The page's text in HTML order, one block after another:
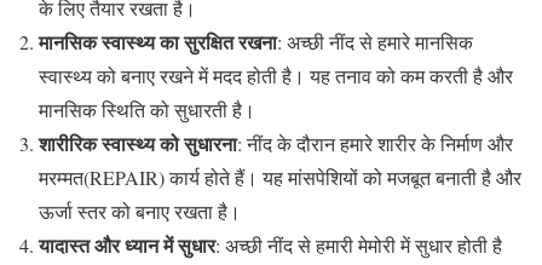
के लिए तैयार रखता है।
मानसिक स्वास्थ्य का सुरक्षित रखना: अच्छी नींद से हमारे मानसिक
स्वास्थ्य को बनाए रखने में मदद होती है। यह तनाव को कम करती है और
मानसिक स्थिति को सुधारती है।
शारीरिक स्वास्थ्य को सुधारना: नींद के दौरान हमारे शारीर के निर्माण और
मरम्मत(REPAIR) कार्य होते हैं। यह मांसपेशियों को मजबूत बनाती है और
ऊर्जा स्तर को बनाए रखता है।
यादास्त और ध्यान में सुधार: अच्छी नींद से हमारी मेमोरी में सुधार होती है